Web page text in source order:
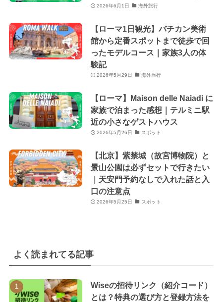
2026年6月1日 海外旅行
【ローマ1日観光】バチカン美術
館から定番スポットまで徒歩で回
ったモデルコース｜家族3人の体
験記
2026年5月29日 海外旅行
【ローマ】Maison delle Naiadi に
家族で泊まった感想｜テルミニ駅
近の小さなゲストハウス
2026年5月26日 スポット
【北京】紫禁城（故宮博物院）と
景山公園は必ずセットで行きたい
｜天安門予約なしで入れた話と入
口の注意点
2026年5月25日 スポット
よく読まれてる記事
Wiseの招待リンク（紹介コード）
とは？特典の選び方と登録方法を